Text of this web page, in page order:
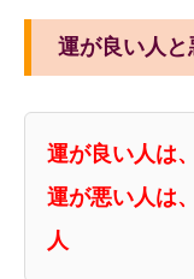
運が良い人
運が良い人は
運が悪い人は
人